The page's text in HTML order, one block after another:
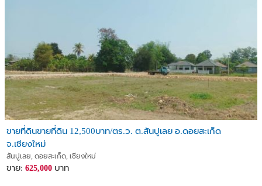
ขายที่ดินขายที่ดิน 12,500บาท/ตร.ว. ต.สันปูเลย อ.ดอยสะเก็ด
จ.เชียงใหม่
สันปูเลย, ดอยสะเก็ด, เชียงใหม่
ขาย: 625,000 บาท